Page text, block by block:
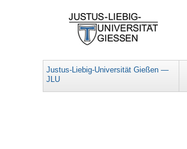
Justus-Liebig-Universität Gießen —
JLU